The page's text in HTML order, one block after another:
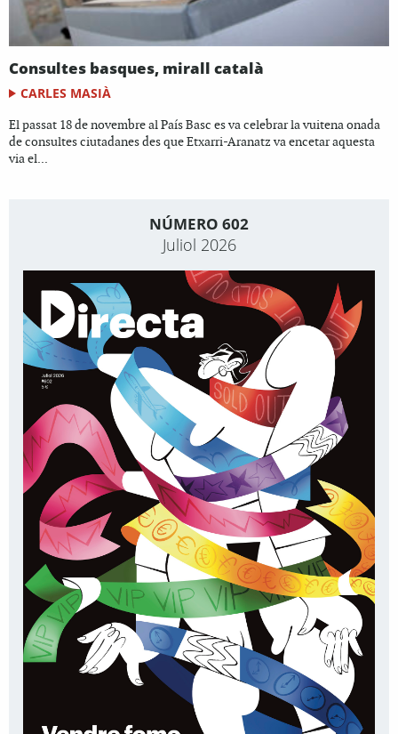
Consultes basques, mirall català
CARLES MASIÀ
El passat 18 de novembre al País Basc es va celebrar la vuitena onada
de consultes ciutadanes des que Etxarri-Aranatz va encetar aquesta
via el...
NÚMERO 602
Juliol 2026